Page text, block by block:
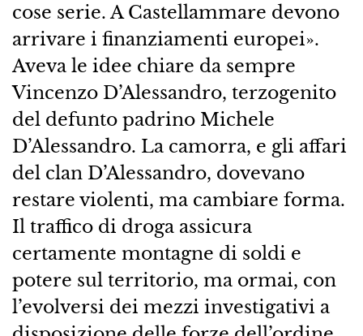
cose serie. A Castellammare devono
arrivare i finanziamenti europei».
Aveva le idee chiare da sempre
Vincenzo D’Alessandro, terzogenito
del defunto padrino Michele
D’Alessandro. La camorra, e gli affari
del clan D’Alessandro, dovevano
restare violenti, ma cambiare forma.
Il traffico di droga assicura
certamente montagne di soldi e
potere sul territorio, ma ormai, con
l’evolversi dei mezzi investigativi a